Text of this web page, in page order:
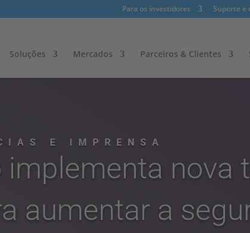
Para os investidores Suporte e
Soluções Mercados Parceiros & Clientes​
E IMPRENSA
nova
aumentar a